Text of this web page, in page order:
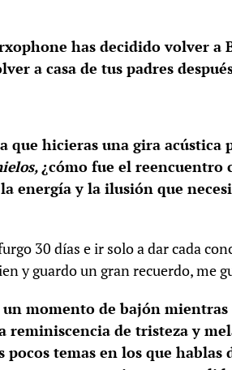
has decidido volver a
a casa de tus padres
que hicieras una gira acústica
¿cómo fue el reencuentro
energía y la ilusión que
30 días e ir solo a dar cada
y guardo un gran recuerdo, me
momento de bajón mientras
reminiscencia de tristeza y
pocos temas en los que